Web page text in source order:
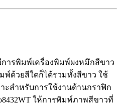
ารพิมพ์เครื่องพิมพ์ผงหมึกสีขาว
พ์ด้วยสีใดก็ได้รวมทั้งสีขาว ใช้
ะสำหรับการใช้งานด้านกราฟิก
ให้การพิมพ์ภาพสีขาวที่